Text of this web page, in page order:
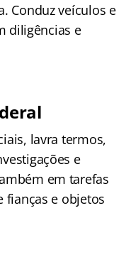
Conduz veículos e
diligências e
lavra termos,
e
em tarefas
fianças e objetos